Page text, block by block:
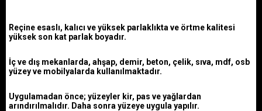
Reçine esaslı, kalıcı ve yüksek parlaklıkta ve örtme kalitesi
yüksek son kat parlak boyadır.
İç ve dış mekanlarda, ahşap, demir, beton, çelik, sıva, mdf, osb
yüzey ve mobilyalarda kullanılmaktadır.
Uygulamadan önce; yüzeyler kir, pas ve yağlardan
arındırılmalıdır. Daha sonra yüzeye uygula yapılır.